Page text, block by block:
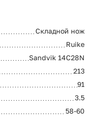
Складной нож
Ruike
Sandvik 14C28N
213
91
3.5
58-60